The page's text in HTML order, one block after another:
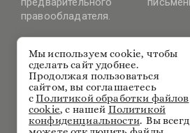
правообладателя.
Политика обработки файлов
Политика защиты и обработки
Согласие на получение
материалов
г. Москва
Мы используем cookie, чтобы
сделать сайт удобнее.
Продолжая пользоваться
сайтом, вы соглашаетесь
с Политикой обработки файлов
cookie, с нашей Политикой
конфиденциальности.Вы